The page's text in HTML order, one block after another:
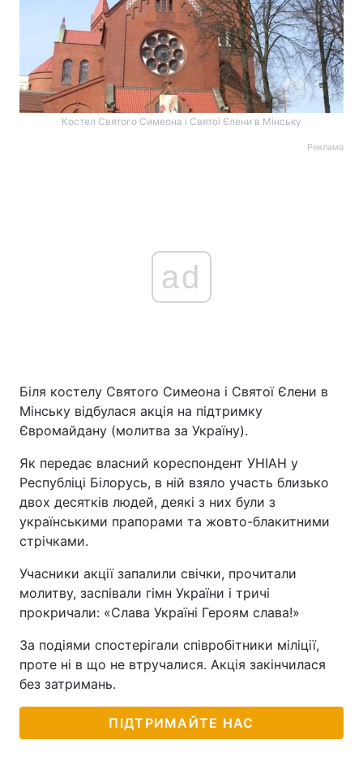
Костел Святого Симеона і Святої Єлени в Мінську
Реклама
ad
Біля костелу Святого Симеона і Святої Єлени в
Мінську відбулася акція на підтримку
Євромайдану (молитва за Україну).
Як передає власний кореспондент УНІАН у
Республіці Білорусь, в ній взяло участь близько
двох десятків людей, деякі з них були з
українськими прапорами та жовто-блакитними
стрічками.
Учасники акції запалили свічки, прочитали
молитву, заспівали гімн України і тричі
прокричали: «Слава Україні Героям слава!»
За подіями спостерігали співробітники міліції,
проте ні в що не втручалися. Акція закінчилася
без затримань.
ПІДТРИМАЙТЕ НАС